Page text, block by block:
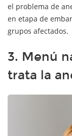
el problema de
en etapa de
grupos afectados.
3. Menú
trata la